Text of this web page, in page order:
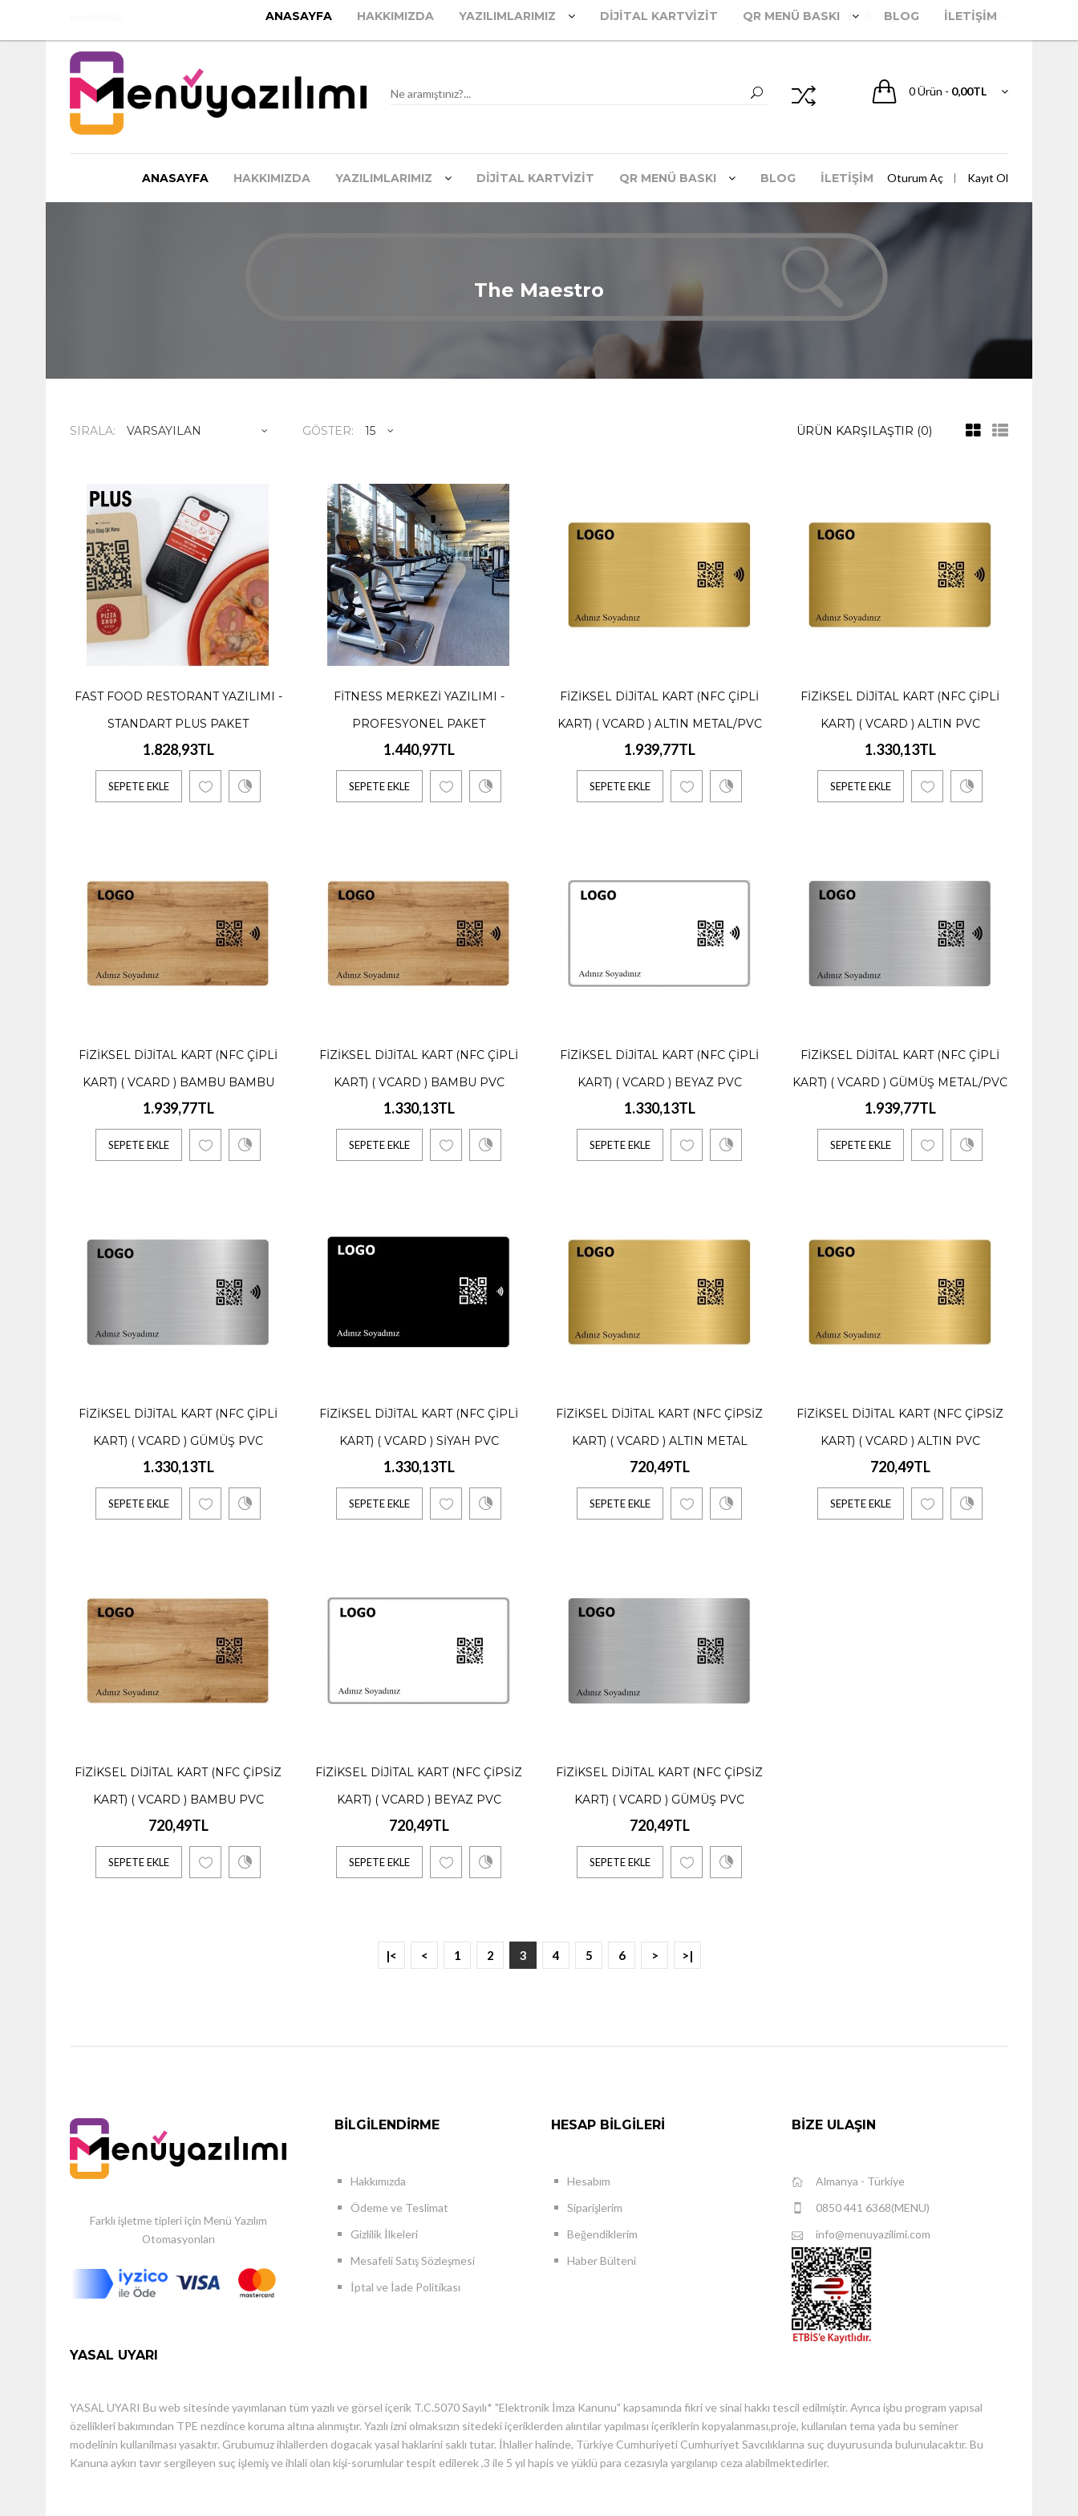
ANASAYFA HAKKIMIZDA YAZILIMLARIMIZ DIJITAL KARTVIZIT QR MENÜ BASKI BLOG İLETİŞİM
Türk Lirası
0Ürün - 0,00TL
ANASAYFA HAKKIMIZDA YAZILIMLARIMIZ DIJITAL KARTVIZIT QR MENÜ BASKI BLOG İLETİŞİM Oturum Aç Kayıt Ol
The Maestro
ÜRÜN KARŞILAŞTIR (0)
SIRALA: GÖSTER:
Fast Food Restorant Yazılımı - Standart Plus Paket
1.828,93TL
Yıllık Ödeme Alınır. Standart Plus Sürüm - Sınırsız Okutma Yazılımlarımız bulu..
SEPETE EKLE
Fitness Merkezi Yazılımı - Profesyonel Paket
1.440,97TL
Fiyat Makine Başına Yıllıktır. Profesyonel Sürüm - Maksimum 100 Makine, S..
Fiziksel Dijital Kart (NFC Çipli Kart) ( vCard ) Altın Metal/PVC
1.939,77TL
Fiziksel Dijital Kart (NFC Çipli Kart) ( vCard ) Altın PVC
1.330,13TL
Fiziksel Dijital Kart (NFC Çipli Kart) ( vCard ) Bambu Bambu
Fiyat Aylık, 1 Adet İçindir. Yıllık Ödeme Alınır. 10 Kişi ve üzeri özel iskontolarımızdan fayda..
SEPETE EKLE
Fiyat Aylık, 1 Adet İçindir. Yıllık Ödeme Alınır. 10 Kişi ve üzeri özel iskontolarımızdan fayda..
Fiziksel Dijital Kart (NFC Çipli Kart) ( vCard ) Beyaz PVC
1.330,13TL
Fiyat Aylık, 1 Adet İçindir. Yıllık Ödeme Alınır. 10 Kişi ve üzeri özel iskontolarımızdan fayda..
Fiziksel Dijital Kart (NFC Çipli Kart) ( vCard ) Gümüş PVC
1.330,13TL
Fiziksel Dijital Kart (NFC Çipli Kart) ( vCard ) Siyah PVC
1.330,13TL
FAST FOOD RESTORANT YAZILIMI -
STANDART PLUS PAKET
1.828,93TL
SEPETE EKLE
FITNESS MERKEZI YAZILIMI -
PROFESYONEL PAKET
1.440,97TL
SEPETE EKLE
FIZIKSEL DIJITAL KART (NFC ÇIPLI
KART) ( VCARD ) ALTIN METAL/PVC
1.939,77TL
SEPETE EKLE
FIZIKSEL DIJITAL KART (NFC ÇIPLI
KART) ( VCARD ) ALTIN PVC
1.330,13TL
SEPETE EKLE
FIZIKSEL DIJITAL KART (NFC ÇIPLI
KART) ( VCARD ) BAMBU BAMBU
1.939,77TL
SEPETE EKLE
FIZIKSEL DIJITAL KART (NFC ÇIPLI
KART) ( VCARD ) BAMBU PVC
1.330,13TL
SEPETE EKLE
FIZIKSEL DIJITAL KART (NFC ÇIPLI
KART) ( VCARD ) BEYAZ PVC
1.330,13TL
SEPETE EKLE
FIZIKSEL DIJITAL KART (NFC ÇIPLI
KART) ( VCARD ) GÜMÜŞ METAL/PVC
1.939,77TL
SEPETE EKLE
FIZIKSEL DIJITAL KART (NFC ÇIPLI
KART) ( VCARD ) GÜMÜŞ PVC
1.330,13TL
SEPETE EKLE
FIZIKSEL DIJITAL KART (NFC ÇIPLI
KART) ( VCARD ) SIYAH PVC
1.330,13TL
SEPETE EKLE
FIZIKSEL DIJITAL KART (NFC ÇIPSIZ
KART) ( VCARD ) ALTIN METAL
720,49TL
SEPETE EKLE
FIZIKSEL DIJITAL KART (NFC ÇIPSIZ
KART) ( VCARD ) ALTIN PVC
720,49TL
SEPETE EKLE
FIZIKSEL DIJITAL KART (NFC ÇIPSIZ
KART) ( VCARD ) BAMBU PVC
720,49TL
SEPETE EKLE
FIZIKSEL DIJITAL KART (NFC ÇIPSIZ
KART) ( VCARD ) BEYAZ PVC
720,49TL
SEPETE EKLE
FIZIKSEL DIJITAL KART (NFC ÇIPSIZ
KART) ( VCARD ) GÜMÜŞ PVC
720,49TL
SEPETE EKLE
|< < 1 2 3 4 5 6 > >|
Farklı işletme tipleri için Menü Yazılım
Otomasyonları
BILGILENDIRME
Hakkımızda
Ödeme ve Teslimat
Gizlilik İlkeleri
Mesafeli Satış Sözleşmesi
İptal ve İade Politikası
HESAP BILGILERI
Hesabım
Siparişlerim
Beğendiklerim
Haber Bülteni
BIZE ULAŞIN
Almanya - Türkiye
0850 441 6368(MENU)
info@menuyazilimi.com
YASAL UYARI
YASAL UYARI Bu web sitesinde yayımlanan tüm yazılı ve görsel içerik T.C.5070 Sayılı* "Elektronik İmza Kanunu" kapsamında fikri ve sinai hakkı tescil edilmiştir. Ayrıca işbu program yapısal
özellikleri bakımından TPE nezdince koruma altına alınmıştır. Yazılı izni olmaksızın sitedeki içeriklerden alıntılar yapılması içeriklerin kopyalanması,proje, kullanılan tema yada bu seminer
modelinin kullanilması yasaktır. Grubumuz ihlallerden dogacak yasal haklarini saklı tutar. İhlaller halinde, Türkiye Cumhuriyeti Cumhuriyet Savcılıklarına suç duyurusunda bulunulacaktır. Bu
Kanuna aykırı tavır sergileyen suç işlemiş ve ihlali olan kişi-sorumlular tespit edilerek ,3 ile 5 yıl hapis ve yüklü para cezasıyla yargılanıp ceza alabilmektedirler.